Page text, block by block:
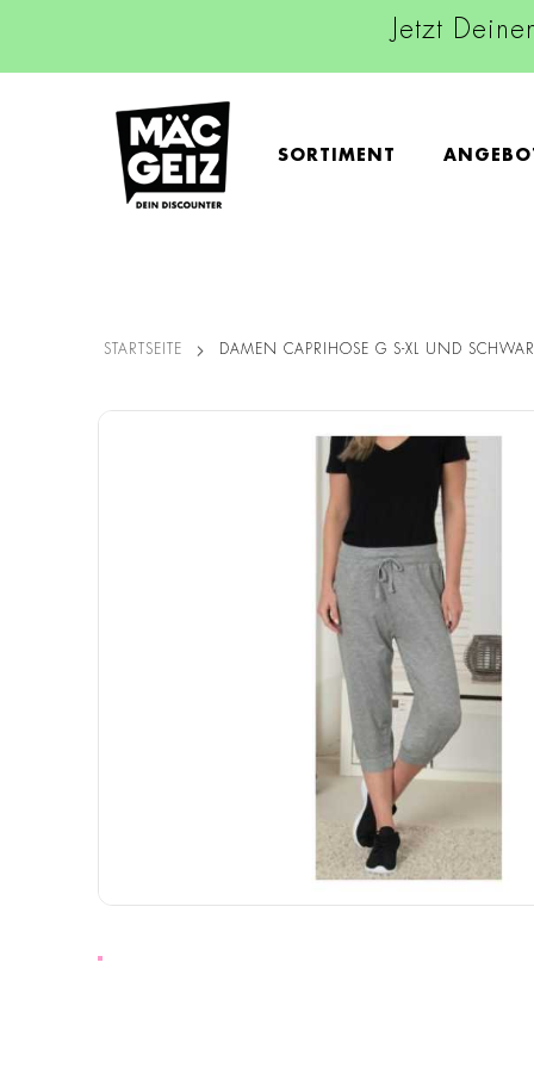
Jetzt
SORTIMENT
STARTSEITE DAMEN CAPRIHOSE G S-XL UND
Zum